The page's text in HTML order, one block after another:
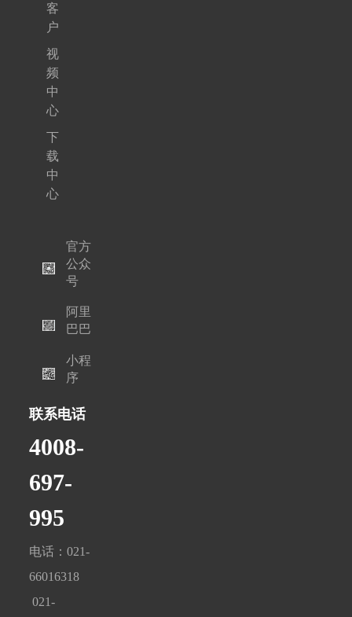
客
户
视
频
中
心
下
载
中
心
官方
公众
号
阿里
巴巴
小程
序
联系电话
4008-
697-
995
电话：021-
66016318
021-